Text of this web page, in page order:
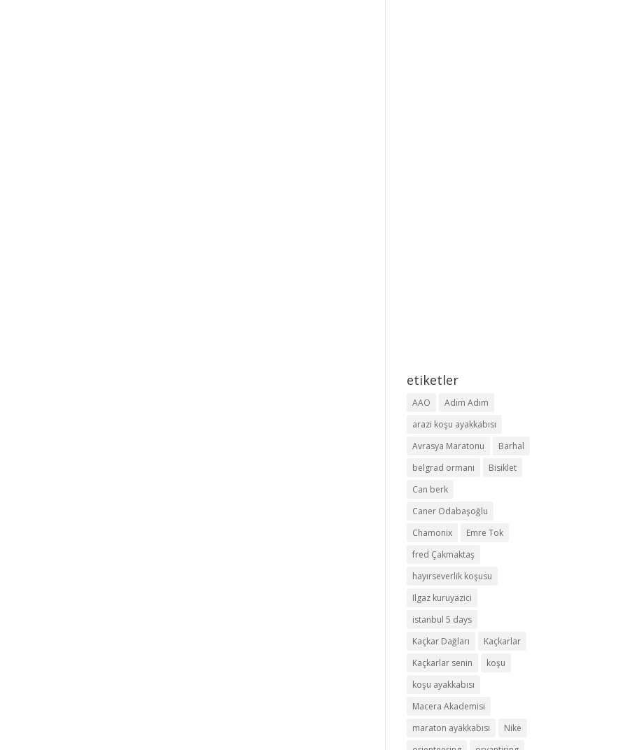
etiketler
AAO
Adım Adım
arazi koşu ayakkabısı
Avrasya Maratonu
Barhal
belgrad ormanı
Bisiklet
Can berk
Caner Odabaşoğlu
Chamonix
Emre Tok
fred Çakmaktaş
hayırseverlik koşusu
Ilgaz kuruyazici
istanbul 5 days
Kaçkar Dağları
Kaçkarlar
Kaçkarlar senin
koşu
koşu ayakkabısı
Macera Akademisi
maraton ayakkabısı
Nike